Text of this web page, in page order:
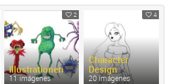
2
Illustrationen
11 imágenes
4
Character
Design
20 imágenes